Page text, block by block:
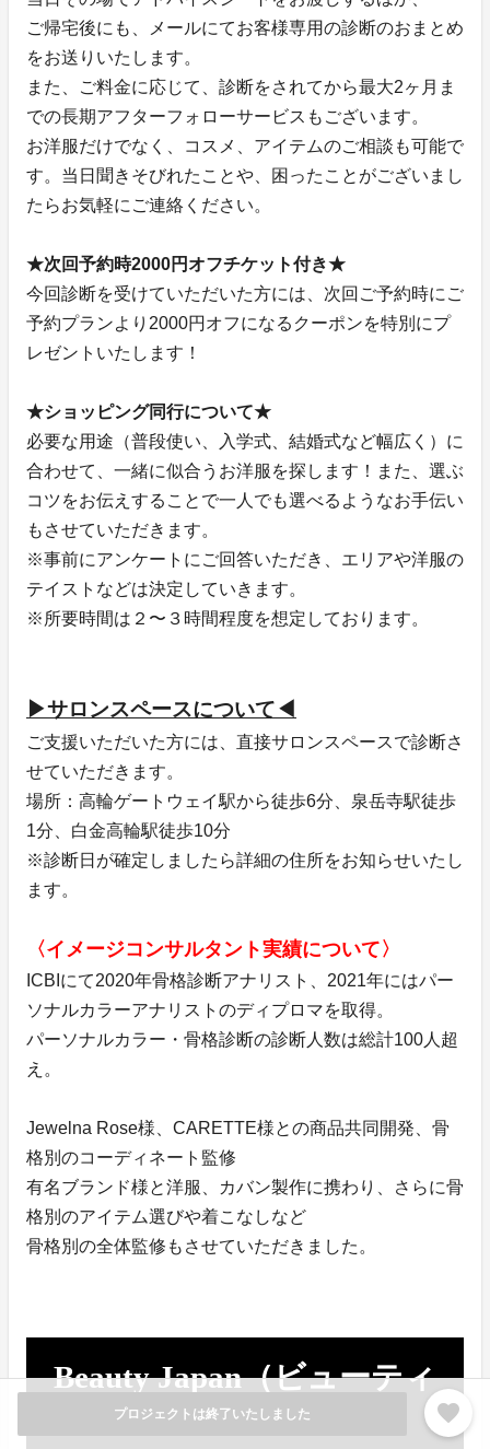
プロジェクトは終了いたしました favorite
ご帰宅後にも、メールにてお客様専用の診断のおまとめ
をお送りいたします。
また、ご料金に応じて、診断をされてから最大2ヶ月ま
での長期アフターフォローサービスもございます。
お洋服だけでなく、コスメ、アイテムのご相談も可能で
す。当日聞きそびれたことや、困ったことがございまし
たらお気軽にご連絡ください。
★次回予約時2000円オフチケット付き★
今回診断を受けていただいた方には、次回ご予約時にご
予約プランより2000円オフになるクーポンを特別にプ
レゼントいたします！
★ショッピング同行について★
必要な用途（普段使い、入学式、結婚式など幅広く）に
合わせて、一緒に似合うお洋服を探します！また、選ぶ
コツをお伝えすることで一人でも選べるようなお手伝い
もさせていただきます。
※事前にアンケートにご回答いただき、エリアや洋服の
テイストなどは決定していきます。
※所要時間は２〜３時間程度を想定しております。
▶︎サロンスペースについて◀︎
ご支援いただいた方には、直接サロンスペースで診断さ
せていただきます。
場所：高輪ゲートウェイ駅から徒歩6分、泉岳寺駅徒歩
1分、白金高輪駅徒歩10分
※診断日が確定しましたら詳細の住所をお知らせいたし
ます。
〈イメージコンサルタント実績について〉
ICBIにて2020年骨格診断アナリスト、2021年にはパー
ソナルカラーアナリストのディプロマを取得。
パーソナルカラー・骨格診断の診断人数は総計100人超
え。
Jewelna Rose様、CARETTE様との商品共同開発、骨
格別のコーディネート監修
有名ブランド様と洋服、カバン製作に携わり、さらに骨
格別のアイテム選びや着こなしなど
骨格別の全体監修もさせていただきました。
Beauty Japan（ビューティ
ージャパン）とは？